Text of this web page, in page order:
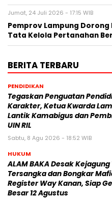
Jumat, 24 Juli 2026 - 17:15 WIB
Pemprov Lampung
Tata Kelola Pertanahan
BERITA TERBARU
PENDIDIKAN
Tegaskan Penguatan
Karakter, Ketua Kwarda
Lantik Kamabigus dan
UIN RIL
Sabtu, 8 Agu 2026 - 18:52 WIB
HUKUM
ALAM BAKA Desak
Tersangka dan Bongkar
Register Way Kanan, Siap
Besar 12 Agustus